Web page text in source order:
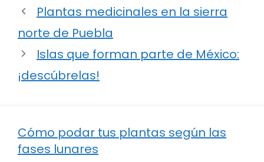
Plantas medicinales en la sierra
norte de Puebla
Islas que forman parte de México:
¡descúbrelas!
Cómo podar tus plantas según las
fases lunares